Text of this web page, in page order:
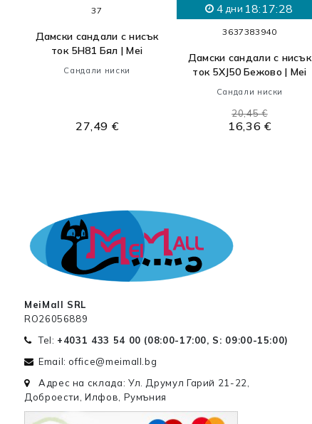
37
Дамски сандали с нисък
ток 5H81 Бял | Mei
Сандали ниски
27,49 €
4 дни 18:17:27
3637383940
Дамски сандали с нисък
ток 5XJ50 Бежово | Mei
Сандали ниски
16,36 €
20,45 €
MeiMall SRL
RO26056889
Tel: +4031 433 54 00 (08:00-17:00, S: 09:00-15:00)
Email: office@meimall.bg
Адрес на склада: Ул. Друмул Гарий 21-22,
Доброести, Илфов, Румъния